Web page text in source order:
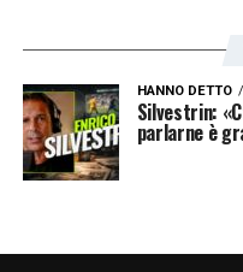
HANNO DETTO
Silvestrin:
parlarne è